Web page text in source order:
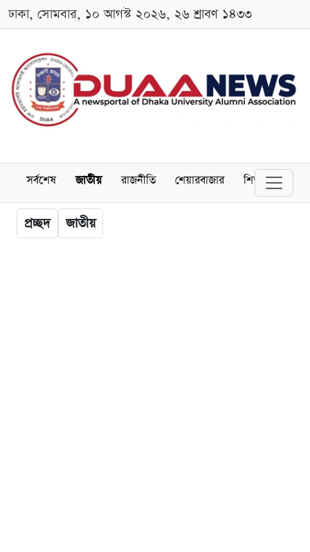
ঢাকা, সোমবার, ১০ আগস্ট ২০২৬, ২৬ শ্রাবণ ১৪৩৩
সর্বশেষ জাতীয় রাজনীতি শেয়ারবাজার শিক্ষা
প্রচ্ছদ জাতীয়